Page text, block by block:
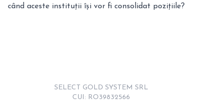
când aceste instituții își vor fi consolidat pozițiile?
SELECT GOLD SYSTEM SRL
CUI: RO39832566